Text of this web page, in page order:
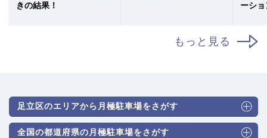
きの結果！
ーシ
もっと見る
足立区のエリアから月極駐車場をさがす
全国の都道府県の月極駐車場をさがす